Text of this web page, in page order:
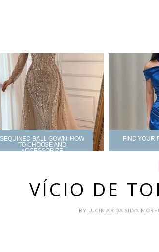
SEQUINED BALL GOWN: HOW
TO CHOOSE AND
ACCESSORIZE
FIND YOUR
VÍCIO DE
BY LUCIMAR DA SILVA